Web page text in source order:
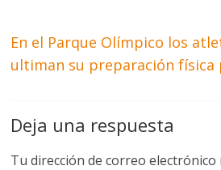
En el Parque Olímpico los
ultiman su preparación física
Deja una respuesta
Tu dirección de correo electrónico